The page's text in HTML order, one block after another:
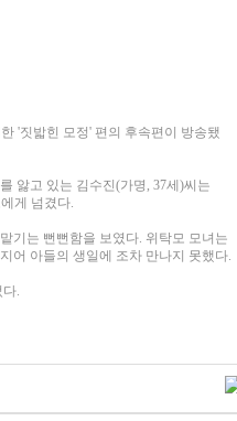
'짓밟힌 모정' 편의 후속편이 방송됐
앓고 있는 김수진(가명, 37세)씨는
게 넘겼다.
기는 뻔뻔함을 보였다. 위탁모 모녀는
어 아들의 생일에 조차 만나지 못했다.
.